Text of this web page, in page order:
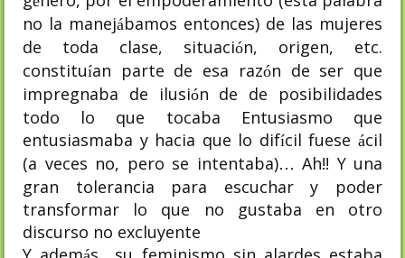
no la manejábamos entonces) de las mujeres
de toda clase, situación, origen, etc.
constituían parte de esa razón de ser que
impregnaba de ilusión de de posibilidades
todo lo que tocaba Entusiasmo que
entusiasmaba y hacia que lo difícil fueseácil
(a veces no, pero se intentaba)… Ah!! Y una
gran tolerancia para escuchar y poder
transformar lo que no gustaba en otro
discurso no excluyente